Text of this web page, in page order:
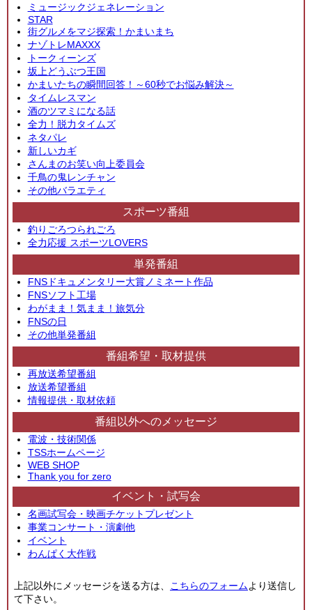
ミュージックジェネレーション
STAR
街グルメをマジ探索！かまいまち
ナゾトレMAXXX
トークィーンズ
坂上どうぶつ王国
かまいたちの瞬間回答！～60秒でお悩み解決～
タイムレスマン
酒のツマミになる話
全力！脱力タイムズ
ネタパレ
新しいカギ
さんまのお笑い向上委員会
千鳥の鬼レンチャン
その他バラエティ
スポーツ番組
釣りごろつられごろ
全力応援 スポーツLOVERS
単発番組
FNSドキュメンタリー大賞ノミネート作品
FNSソフト工場
わがまま！気まま！旅気分
FNSの日
その他単発番組
番組希望・取材提供
再放送希望番組
放送希望番組
情報提供・取材依頼
番組以外へのメッセージ
電波・技術関係
TSSホームページ
WEB SHOP
Thank you for zero
イベント・試写会
名画試写会・映画チケットプレゼント
事業コンサート・演劇他
イベント
わんぱく大作戦
上記以外にメッセージを送る方は、 こちらのフォームより送信し
て下さい。